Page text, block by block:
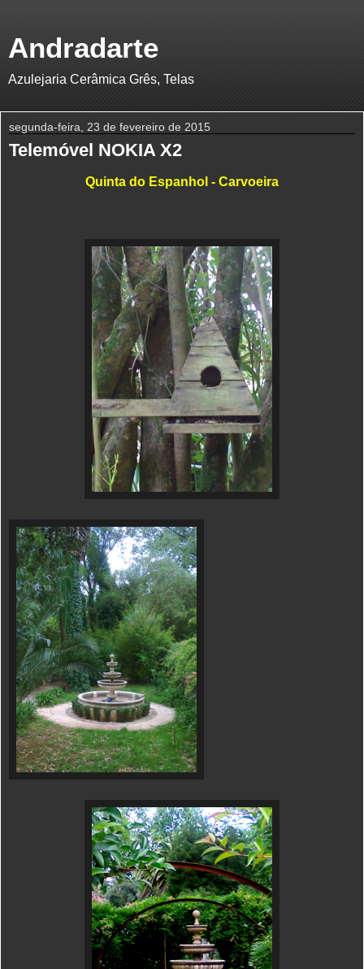
Andradarte
Azulejaria Cerâmica Grês, Telas
segunda-feira, 23 de fevereiro de 2015
Telemóvel NOKIA X2
Quinta do Espanhol - Carvoeira